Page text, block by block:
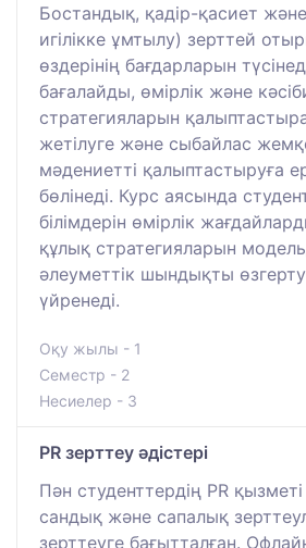
Бостандық, қадір-қасиет
игілікке ұмтылу) зерттей
өздерінің бағдарларын
бағалайды, өмірлік және
стратегияларын
жетілуге және сыбайлас
мәдениетті қалыптастыруға
бөлінеді. Курс аясында
білімдерін өмірлік
құлық стратегияларын
әлеуметтік шындықты
үйренеді.
Оқу жылы - 1
Семестр - 2
Несиелер - 3
PR зерттеу әдістері
Пән студенттердің PR
сандық және сапалық
зерттеуге бағытталған.